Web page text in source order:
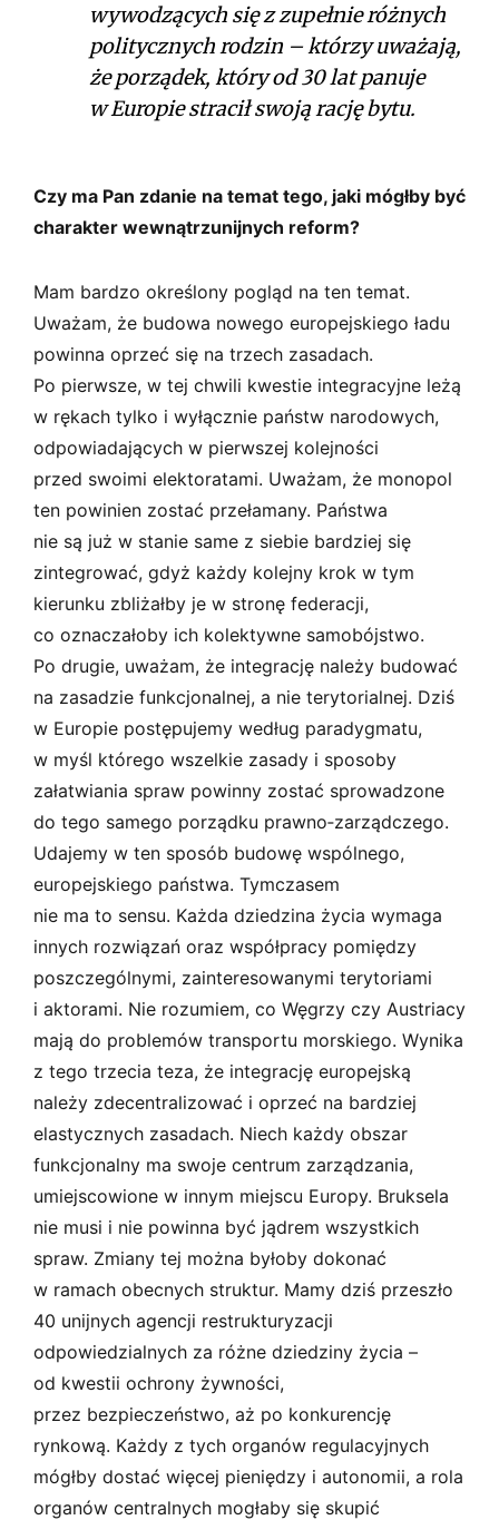
wywodzących się z zupełnie różnych
politycznych rodzin – którzy uważają,
że porządek, który od 30 lat panuje
w Europie stracił swoją rację bytu.
Czy ma Pan zdanie na temat tego, jaki mógłby być
charakter wewnątrzunijnych reform?
Mam bardzo określony pogląd na ten temat.
Uważam, że budowa nowego europejskiego ładu
powinna oprzeć się na trzech zasadach.
Po pierwsze, w tej chwili kwestie integracyjne leżą
w rękach tylko i wyłącznie państw narodowych,
odpowiadających w pierwszej kolejności
przed swoimi elektoratami. Uważam, że monopol
ten powinien zostać przełamany. Państwa
nie są już w stanie same z siebie bardziej się
zintegrować, gdyż każdy kolejny krok w tym
kierunku zbliżałby je w stronę federacji,
co oznaczałoby ich kolektywne samobójstwo.
Po drugie, uważam, że integrację należy budować
na zasadzie funkcjonalnej, a nie terytorialnej. Dziś
w Europie postępujemy według paradygmatu,
w myśl którego wszelkie zasady i sposoby
załatwiania spraw powinny zostać sprowadzone
do tego samego porządku prawno­‑zarządczego.
Udajemy w ten sposób budowę wspólnego,
europejskiego państwa. Tymczasem
nie ma to sensu. Każda dziedzina życia wymaga
innych rozwiązań oraz współpracy pomiędzy
poszczególnymi, zainteresowanymi terytoriami
i aktorami. Nie rozumiem, co Węgrzy czy Austriacy
mają do problemów transportu morskiego. Wynika
z tego trzecia teza, że integrację europejską
należy zdecentralizować i oprzeć na bardziej
elastycznych zasadach. Niech każdy obszar
funkcjonalny ma swoje centrum zarządzania,
umiejscowione w innym miejscu Europy. Bruksela
nie musi i nie powinna być jądrem wszystkich
spraw. Zmiany tej można byłoby dokonać
w ramach obecnych struktur. Mamy dziś przeszło
40 unijnych agencji restrukturyzacji
odpowiedzialnych za różne dziedziny życia –
od kwestii ochrony żywności,
przez bezpieczeństwo, aż po konkurencję
rynkową. Każdy z tych organów regulacyjnych
mógłby dostać więcej pieniędzy i autonomii, a rola
organów centralnych mogłaby się skupić